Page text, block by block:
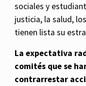
sociales y
justicia, la salud,
tienen lista su
La expectativa
comités que se
contrarrestar